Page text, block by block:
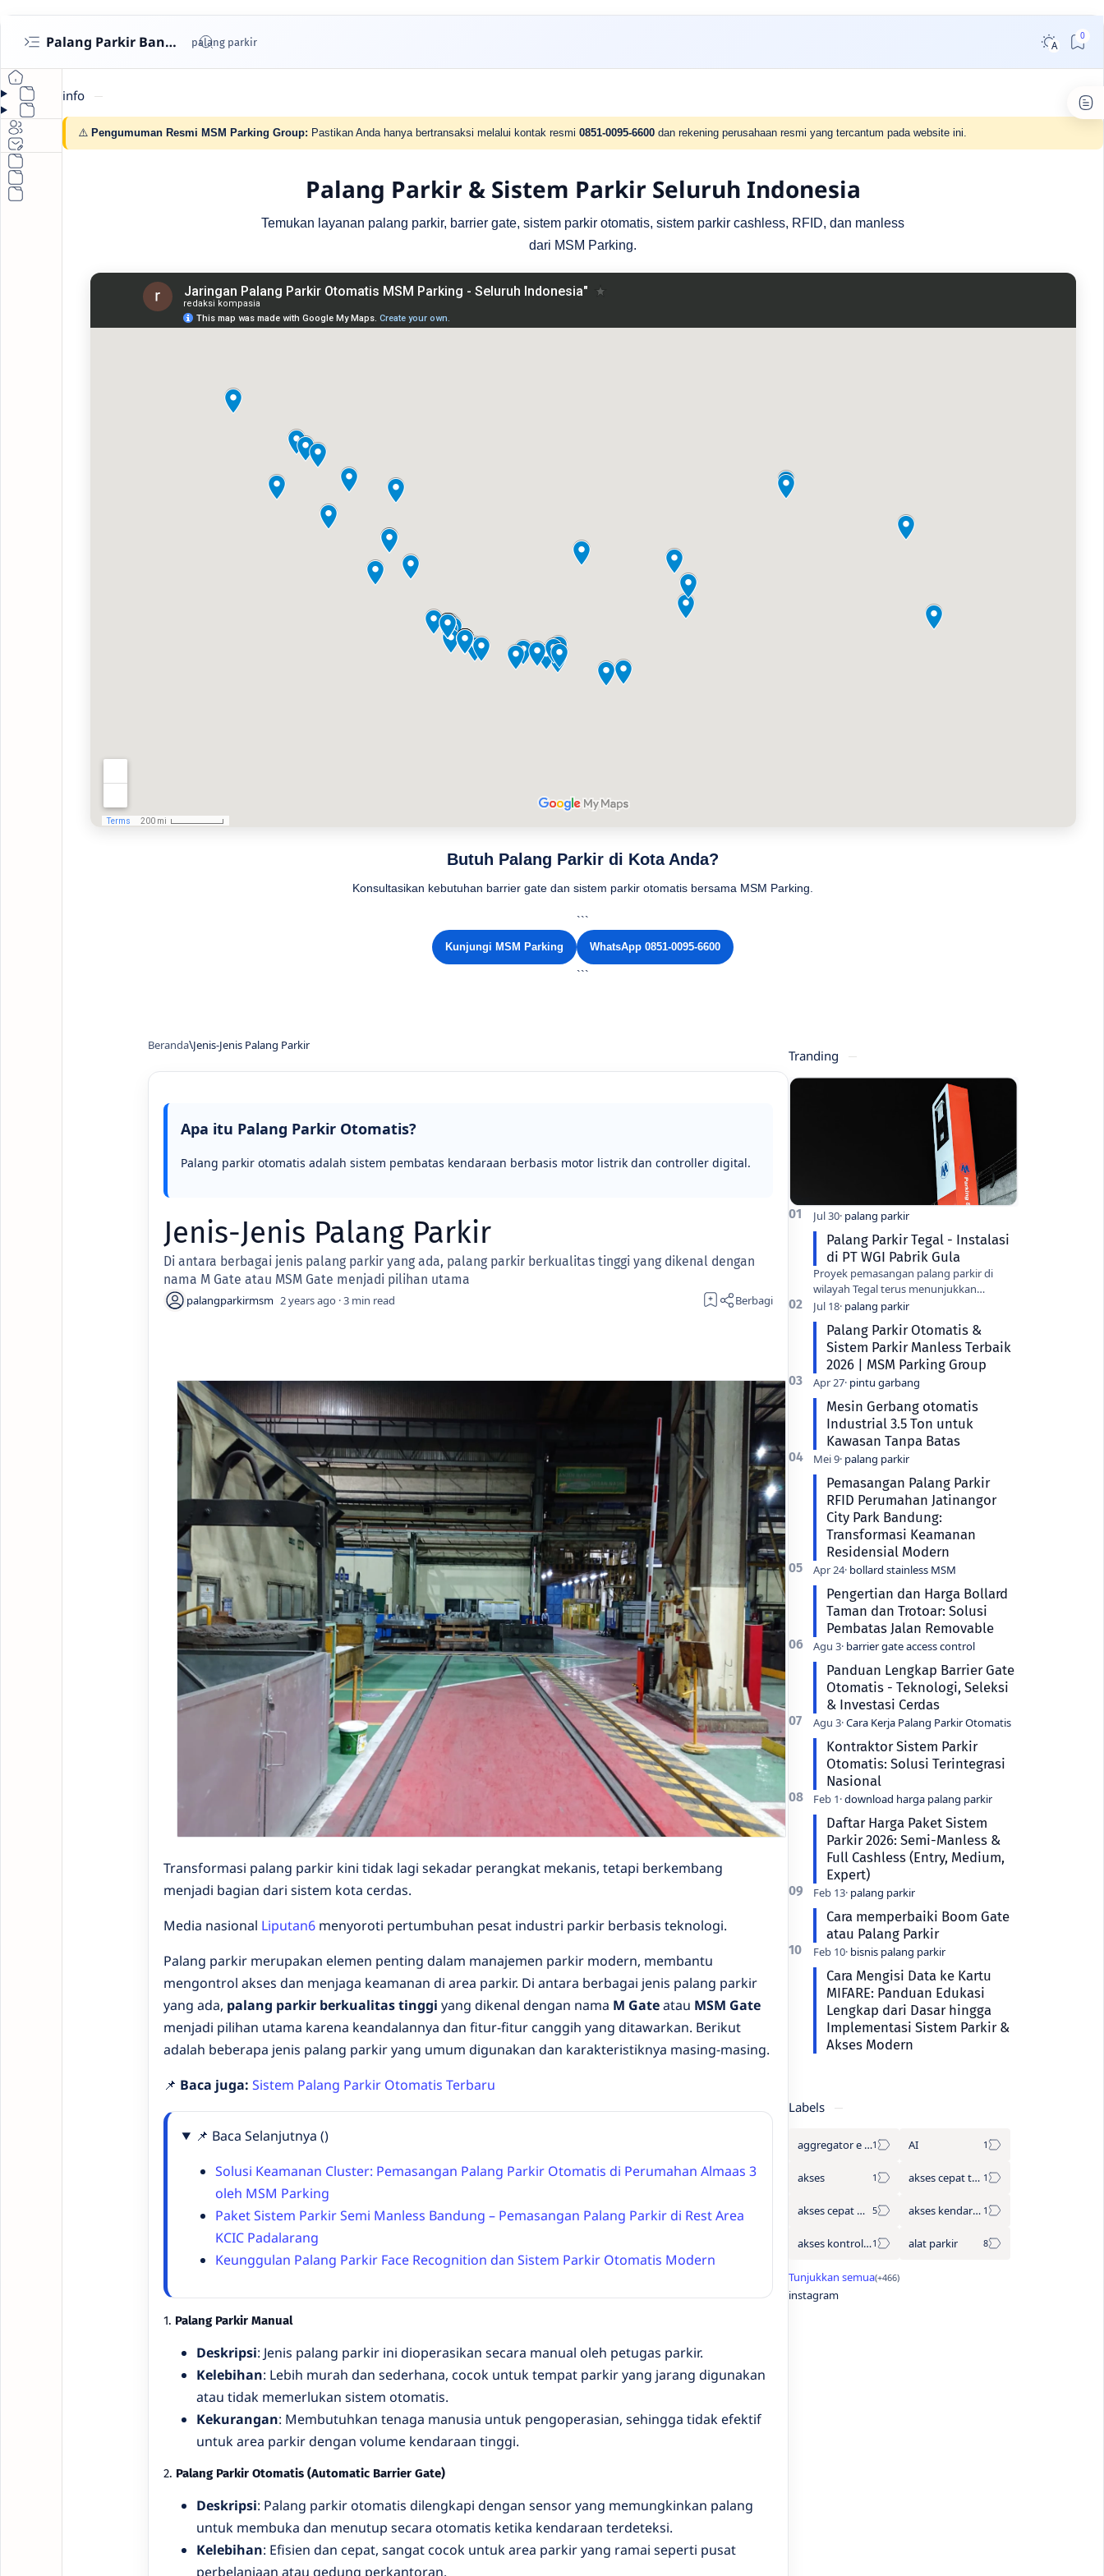
Palang Parkir Bandung- Cashless untuk Perumahan & Gedung | MSM Parking
info
⚠️ Pengumuman Resmi MSM Parking Group: Pastikan Anda hanya bertransaksi melalui kontak resmi 0851-0095-6600 dan rekening perusahaan resmi yang tercantum pada website ini.
Palang Parkir & Sistem Parkir Seluruh Indonesia
Temukan layanan palang parkir, barrier gate, sistem parkir otomatis, sistem parkir cashless, RFID, dan manless
dari MSM Parking.
Butuh Palang Parkir di Kota Anda?
Konsultasikan kebutuhan barrier gate dan sistem parkir otomatis bersama MSM Parking.
```
Kunjungi MSM Parking WhatsApp 0851-0095-6600
```
Beranda Jenis-Jenis Palang Parkir
Apa itu Palang Parkir Otomatis?
Palang parkir otomatis adalah sistem pembatas kendaraan berbasis motor listrik dan controller digital.
Jenis-Jenis Palang Parkir
Di antara berbagai jenis palang parkir yang ada, palang parkir berkualitas tinggi yang dikenal dengan
nama M Gate atau MSM Gate menjadi pilihan utama
2 years ago 3
Transformasi palang parkir kini tidak lagi sekadar perangkat mekanis, tetapi berkembang
menjadi bagian dari sistem kota cerdas.
Media nasional Liputan6menyoroti pertumbuhan pesat industri parkir berbasis teknologi.
Palang parkir merupakan elemen penting dalam manajemen parkir modern, membantu
mengontrol akses dan menjaga keamanan di area parkir. Di antara berbagai jenis palang parkir
yang ada, palang parkir berkualitas tinggi yang dikenal dengan nama M Gateatau MSM Gate
menjadi pilihan utama karena keandalannya dan fitur-fitur canggih yang ditawarkan. Berikut
adalah beberapa jenis palang parkir yang umum digunakan dan karakteristiknya masing-masing.
📌 Baca juga: Sistem Palang Parkir Otomatis Terbaru
📌 Baca Selanjutnya ()
Solusi Keamanan Cluster: Pemasangan Palang Parkir Otomatis di Perumahan Almaas 3
oleh MSM Parking
Paket Sistem Parkir Semi Manless Bandung – Pemasangan Palang Parkir di Rest Area
KCIC Padalarang
Keunggulan Palang Parkir Face Recognition dan Sistem Parkir Otomatis Modern
1. Palang Parkir Manual
Deskripsi: Jenis palang parkir ini dioperasikan secara manual oleh petugas parkir.
Kelebihan: Lebih murah dan sederhana, cocok untuk tempat parkir yang jarang digunakan
atau tidak memerlukan sistem otomatis.
Kekurangan: Membutuhkan tenaga manusia untuk pengoperasian, sehingga tidak efektif
untuk area parkir dengan volume kendaraan tinggi.
2. Palang Parkir Otomatis (Automatic Barrier Gate)
Deskripsi: Palang parkir otomatis dilengkapi dengan sensor yang memungkinkan palang
untuk membuka dan menutup secara otomatis ketika kendaraan terdeteksi.
Kelebihan: Efisien dan cepat, sangat cocok untuk area parkir yang ramai seperti pusat
perbelanjaan atau gedung perkantoran.
Tranding
Palang Parkir Tegal - Instalasi
di PT WGI Pabrik Gula
Proyek pemasangan palang parkir di
wilayah Tegal terus menunjukkan
peningkatan seiring dengan modernisasi
fasilitas industri di kota ini. Salah sa…
Palang Parkir Otomatis &
Sistem Parkir Manless Terbaik
2026 | MSM Parking Group
Mesin Gerbang otomatis
Industrial 3.5 Ton untuk
Kawasan Tanpa Batas
Pemasangan Palang Parkir
RFID Perumahan Jatinangor
City Park Bandung:
Transformasi Keamanan
Residensial Modern
Pengertian dan Harga Bollard
Taman dan Trotoar: Solusi
Pembatas Jalan Removable
Panduan Lengkap Barrier Gate
Otomatis - Teknologi, Seleksi
& Investasi Cerdas
Kontraktor Sistem Parkir
Otomatis: Solusi Terintegrasi
Nasional
Daftar Harga Paket Sistem
Parkir 2026: Semi-Manless &
Full Cashless (Entry, Medium,
Expert)
Cara memperbaiki Boom Gate
atau Palang Parkir
Cara Mengisi Data ke Kartu
MIFARE: Panduan Edukasi
Lengkap dari Dasar hingga
Implementasi Sistem Parkir &
Akses Modern
Labels
aggregator e tol AI
akses akses cepat tanpa antre
akses cepat wisata akses kendaraan
akses kontrol otomatis alat parkir
instagram